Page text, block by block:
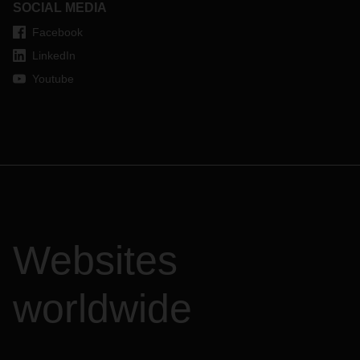
SOCIAL MEDIA
Facebook
LinkedIn
Youtube
Websites
worldwide